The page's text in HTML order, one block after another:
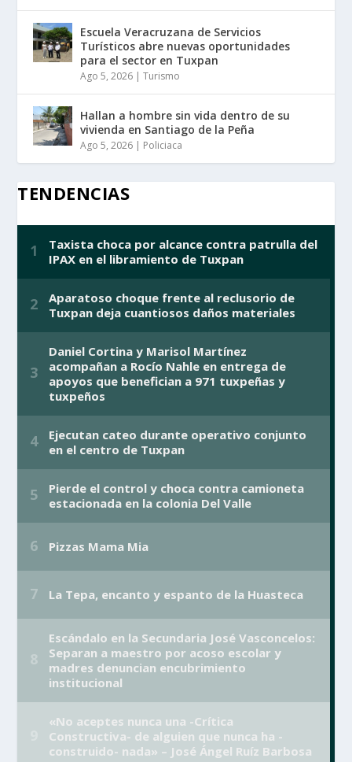
Escuela Veracruzana de Servicios
Turísticos abre nuevas oportunidades
para el sector en Tuxpan
Ago 5, 2026 |Turismo
Hallan a hombre sin vida dentro de su
vivienda en Santiago de la Peña
Ago 5, 2026 | Policiaca
TENDENCIAS